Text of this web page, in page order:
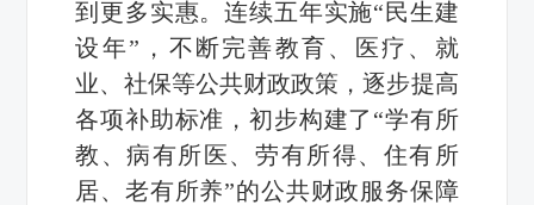
到更多实惠。连续五年实施“民生建
设年”，不断完善教育、医疗、就
业、社保等公共财政政策，逐步提高
各项补助标准，初步构建了“学有所
教、病有所医、劳有所得、住有所
居、老有所养”的公共财政服务保障